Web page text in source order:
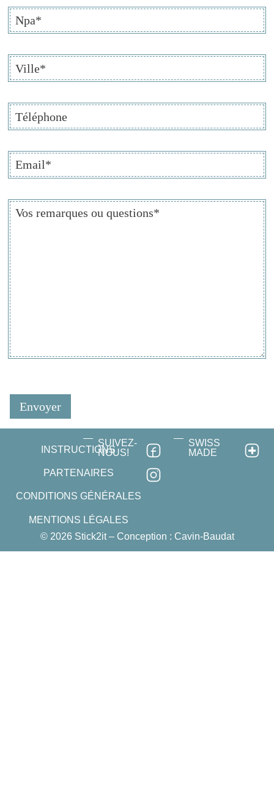
Npa*
Ville*
Téléphone
Email*
Vos
remarques
ou
questions
INSTRUCTIONS
PARTENAIRES
CONDITIONS GÉNÉRALES
MENTIONS LÉGALES
SUIVEZ-
NOUS!
SWISS
MADE
© 2026 Stick2it – Conception : Cavin-Baudat